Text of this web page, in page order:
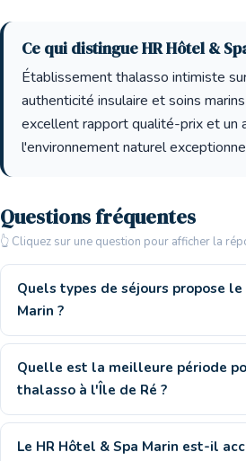
Ce qui distingue HR Hôtel &
Établissement thalasso intimiste
authenticité insulaire et soins
excellent rapport qualité-prix et un
l'environnement naturel
Questions fréquentes
👆 Cliquez sur une question pour afficher la
Quels types de séjours propose le
Marin ?
Quelle est la meilleure période
thalasso à l'Île de Ré ?
Le HR Hôtel & Spa Marin est-il